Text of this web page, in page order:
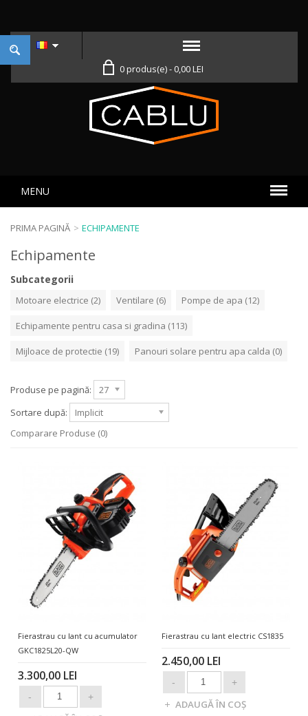
0 produs(e) - 0,00 LEI
MENU
PRIMA PAGINĂ > ECHIPAMENTE
Echipamente
Subcategorii
Motoare electrice (2) Ventilare (6) Pompe de apa (12)
Echipamente pentru casa si gradina (113)
Mijloace de protectie (19) Panouri solare pentru apa calda (0)
Produse pe pagină:
27
Sortare după:
Implicit
Comparare Produse (0)
Fierastrau cu lant cu acumulator
GKC1825L20-QW
3.300,00 LEI
Fierastrau cu lant electric CS1835
2.450,00 LEI